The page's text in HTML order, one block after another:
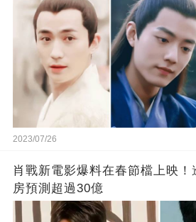
2023/07/26
肖戰新電影爆料在春節檔上映
房預測超過30億